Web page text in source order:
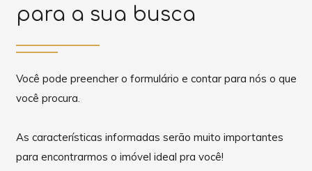
para a sua busca
Você pode preencher o formulário e contar para nós o que
você procura.
As características informadas serão muito importantes
para encontrarmos o imóvel ideal pra você!